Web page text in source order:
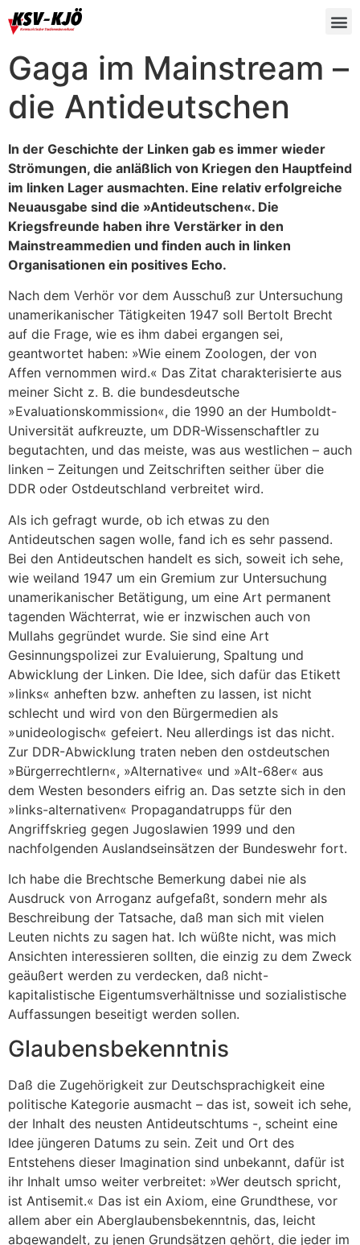
Gaga im Mainstream –
die Antideutschen
In der Geschichte der Linken gab es immer wieder
Strömungen, die anläßlich von Kriegen den Hauptfeind
im linken Lager ausmachten. Eine relativ erfolgreiche
Neuausgabe sind die »Antideutschen«. Die
Kriegsfreunde haben ihre Verstärker in den
Mainstreammedien und finden auch in linken
Organisationen ein positives Echo.
Nach dem Verhör vor dem Ausschuß zur Untersuchung
unamerikanischer Tätigkeiten 1947 soll Bertolt Brecht
auf die Frage, wie es ihm dabei ergangen sei,
geantwortet haben: »Wie einem Zoologen, der von
Affen vernommen wird.« Das Zitat charakterisierte aus
meiner Sicht z. B. die bundesdeutsche
»Evaluationskommission«, die 1990 an der Humboldt-
Universität aufkreuzte, um DDR-Wissenschaftler zu
begutachten, und das meiste, was aus westlichen – auch
linken – Zeitungen und Zeitschriften seither über die
DDR oder Ostdeutschland verbreitet wird.
Als ich gefragt wurde, ob ich etwas zu den
Antideutschen sagen wolle, fand ich es sehr passend.
Bei den Antideutschen handelt es sich, soweit ich sehe,
wie weiland 1947 um ein Gremium zur Untersuchung
unamerikanischer Betätigung, um eine Art permanent
tagenden Wächterrat, wie er inzwischen auch von
Mullahs gegründet wurde. Sie sind eine Art
Gesinnungspolizei zur Evaluierung, Spaltung und
Abwicklung der Linken. Die Idee, sich dafür das Etikett
»links« anheften bzw. anheften zu lassen, ist nicht
schlecht und wird von den Bürgermedien als
»unideologisch« gefeiert. Neu allerdings ist das nicht.
Zur DDR-Abwicklung traten neben den ostdeutschen
»Bürgerrechtlern«, »Alternative« und »Alt-68er« aus
dem Westen besonders eifrig an. Das setzte sich in den
»links-alternativen« Propagandatrupps für den
Angriffskrieg gegen Jugoslawien 1999 und den
nachfolgenden Auslandseinsätzen der Bundeswehr fort.
Ich habe die Brechtsche Bemerkung dabei nie als
Ausdruck von Arroganz aufgefaßt, sondern mehr als
Beschreibung der Tatsache, daß man sich mit vielen
Leuten nichts zu sagen hat. Ich wüßte nicht, was mich
Ansichten interessieren sollten, die einzig zu dem Zweck
geäußert werden zu verdecken, daß nicht-
kapitalistische Eigentumsverhältnisse und sozialistische
Auffassungen beseitigt werden sollen.
Glaubensbekenntnis
Daß die Zugehörigkeit zur Deutschsprachigkeit eine
politische Kategorie ausmacht – das ist, soweit ich sehe,
der Inhalt des neusten Antideutschtums -, scheint eine
Idee jüngeren Datums zu sein. Zeit und Ort des
Entstehens dieser Imagination sind unbekannt, dafür ist
ihr Inhalt umso weiter verbreitet: »Wer deutsch spricht,
ist Antisemit.« Das ist ein Axiom, eine Grundthese, vor
allem aber ein Aberglaubensbekenntnis, das, leicht
abgewandelt, zu jenen Grundsätzen gehört, die jeder im